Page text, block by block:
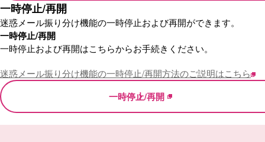
一時停止/再開
迷惑メール振り分け機能の一時停止および再開ができます。
一時停止/再開
一時停止および再開はこちらからお手続きください。
迷惑メール振り分け機能の一時停止/再開方法のご説明はこちら
一時停止/再開